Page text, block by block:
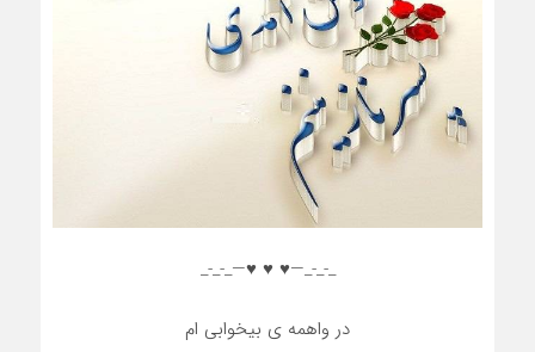
_-_-_—♥️ ♥️ ♥️—_-_-_
در واهمه ی بیخوابی ام